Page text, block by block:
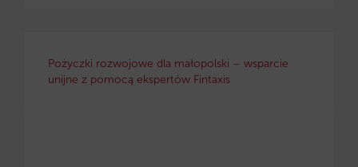
Pożyczki rozwojowe dla małopolski – wsparcie
unijne z pomocą ekspertów Fintaxis